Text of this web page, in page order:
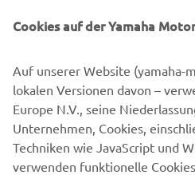
Runde 6: 17.-18.
Fahrer können sich noch bis
den erstmals ausgetragenen
European Cup anmelden,
Cookies auf der Yamaha
Auf unserer Website (yamaha-
lokalen Versionen davon –
Europe N.V., seine
Unternehmen, Cookies,
Techniken wie JavaScript und
verwenden funktionelle